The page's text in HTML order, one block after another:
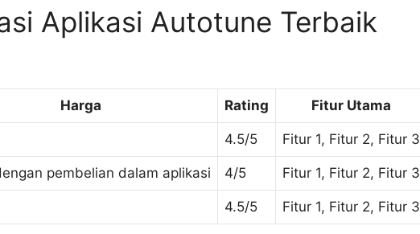
Aplikasi Autotune Terbaik
Harga Rating Fitur Utama
4.5/5 Fitur 1, Fitur 2, Fitur 3
pembelian dalam aplikasi 4/5 Fitur 1, Fitur 2, Fitur 3
4.5/5 Fitur 1, Fitur 2, Fitur 3